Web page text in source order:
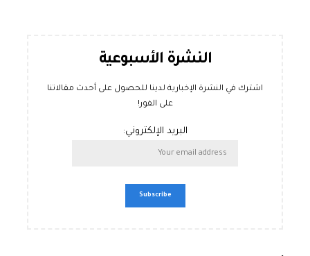
النشرة الأسبوعية
اشترك في النشرة الإخبارية لدينا للحصول على أحدث مقالاتنا
على الفور!
البريد الإلكتروني: